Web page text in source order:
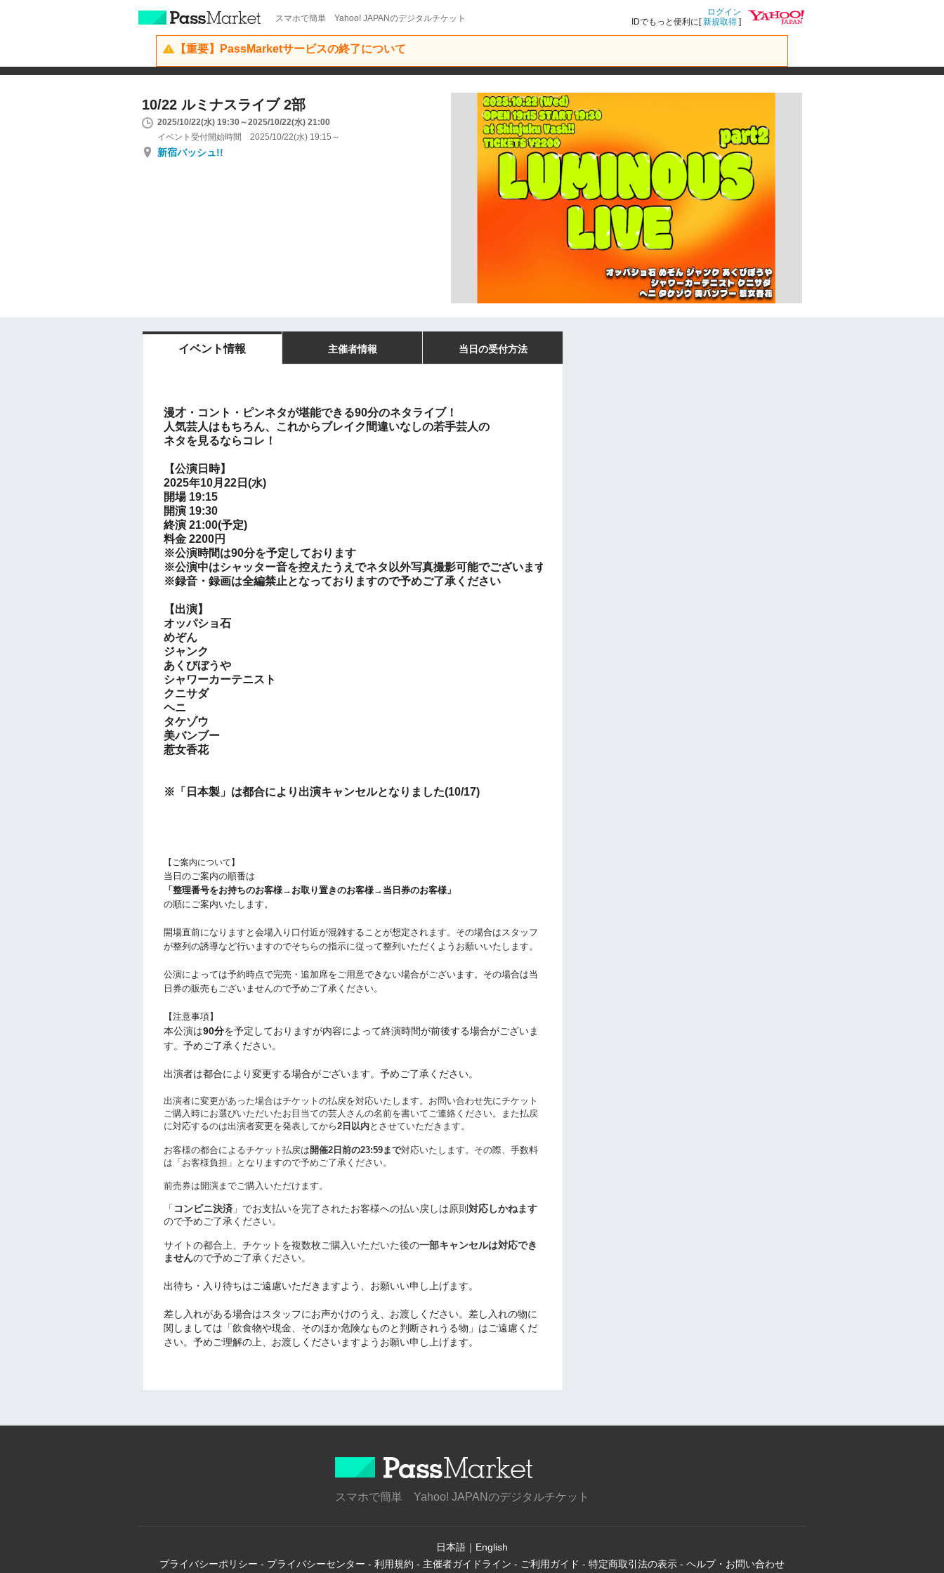
スマホで簡単 Yahoo! JAPANのデジタルチケット
ログイン
IDでもっと便利に[新規取得 ]
【重要】PassMarketサービスの終了について
10/22 ルミナスライブ 2部
2025/10/22(水) 19:30～2025/10/22(水) 21:00
イベント受付開始時間 2025/10/22(水) 19:15～
新宿バッシュ!!
イベント情報 主催者情報 当日の受付方法
漫才・コント・ピンネタが堪能できる90分のネタライブ！
人気芸人はもちろん、これからブレイク間違いなしの若手芸人の
ネタを見るならコレ！
【公演日時】
2025年10月22日(水)
開場 19:15
開演 19:30
終演 21:00(予定)
料金 2200円
※公演時間は90分を予定しております
※公演中はシャッター音を控えたうえでネタ以外写真撮影可能でございます
※録音・録画は全編禁止となっておりますので予めご了承ください
【出演】
オッパショ石
めぞん
ジャンク
あくびぼうや
シャワーカーテニスト
クニサダ
ヘニ
タケゾウ
美バンブー
惹女香花
※「日本製」は都合により出演キャンセルとなりました(10/17)
【ご案内について】
︎当日のご案内の順番は
「整理番号をお持ちのお客様→お取り置きのお客様→当日券のお客様」
の順にご案内いたします。
︎開場直前になりますと会場入り口付近が混雑することが想定されます。その場合はスタッフ
が整列の誘導など行いますのでそちらの指示に従って整列いただくようお願いいたします。
︎公演によっては予約時点で完売・追加席をご用意できない場合がございます。その場合は当
日券の販売もございませんので予めご了承ください。
【注意事項】
︎本公演は90分を予定しておりますが内容によって終演時間が前後する場合がございま
す。予めご了承ください。
︎出演者は都合により変更する場合がございます。予めご了承ください。
︎出演者に変更があった場合はチケットの払戻を対応いたします。お問い合わせ先にチケット
ご購入時にお選びいただいたお目当ての芸人さんの名前を書いてご連絡ください。また払戻
に対応するのは出演者変更を発表してから2日以内とさせていただきます。
お客様の都合によるチケット払戻は 開催2日前の23:59まで対応いたします。その際、 手数料
は「お客様負担」となりますので予めご了承ください。
前売券は開演までご購入いただけます。
「 コンビニ決済 」でお支払いを完了されたお客様への払い戻しは原則 対応しかねます
ので予めご了承ください。
サイトの都合上、チケットを複数枚ご購入いただいた後の一部キャンセルは対応でき
ませんので予めご了承ください。
︎出待ち・入り待ちはご遠慮いただきますよう、お願いい申し上げます。
︎差し入れがある場合はスタッフにお声かけのうえ、お渡しください。差し入れの物に
関しましては「飲食物や現金、そのほか危険なものと判断されうる物」はご遠慮くだ
さい。予めご理解の上、お渡しくださいますようお願い申し上げます。
スマホで簡単 Yahoo! JAPANのデジタルチケット
日本語 ｜ English
プライバシーポリシー - プライバシーセンター - 利用規約 - 主催者ガイドライン - ご利用ガイド - 特定商取引法の表示 - ヘルプ・お問い合わせ